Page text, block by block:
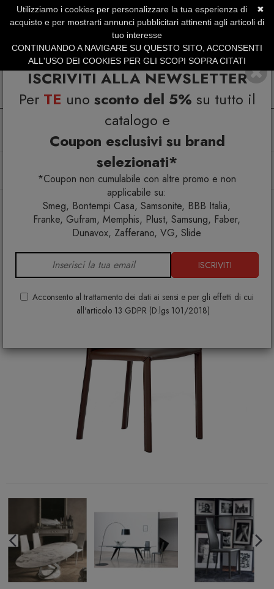
ISCRIVITI ALLA NEWSLETTER
Per TE uno sconto del 5% su tutto il
catalogo e
Coupon esclusivi su brand
selezionati*
*Coupon non cumulabile con altre promo e non
applicabile su:
Smeg, Bontempi Casa, Samsonite, BBB Italia,
Franke, Gufram, Memphis, Plust, Samsung, Faber,
Dunavox, Zafferano, VG, Slide
ISCRIVITI
Acconsento al trattamento dei dati ai sensi e per gli effetti di cui
all'articolo 13 GDPR (D.lgs 101/2018)
SERVIZIO CLIENTI +39.0773.470.562
SUMMER SALES | Fino al 31 Agosto
Arredo interno
Sedia Dalila 40.83 spalliera alta
✖
Utilizziamo i cookies per personalizzare la tua esperienza di
acquisto e per mostrarti annunci pubblicitari attinenti agli articoli di
tuo interesse
CONTINUANDO A NAVIGARE SU QUESTO SITO, ACCONSENTI
ALL'USO DEI COOKIES PER GLI SCOPI SOPRA CITATI